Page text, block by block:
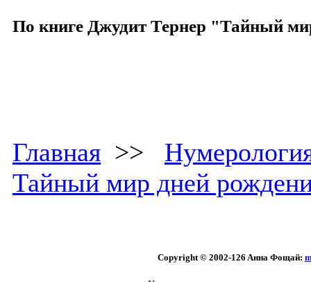
По книге Джудит Тернер "Тайный
Главная >>
Тайный мир дней
Copyright © 2002-126 Aннa Фoщaй: